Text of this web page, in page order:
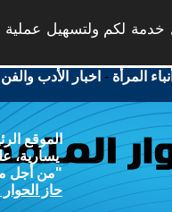
خدمة لكم ولتسهيل عملية
المرأة - اخبار الأدب والفن
الموقع
يسارية،
"من أجل
حاز